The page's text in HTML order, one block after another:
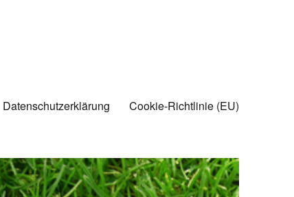
Datenschutzerklärung Cookie-Richtlinie (EU)